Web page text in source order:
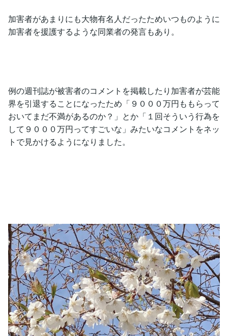
加害者があまりにも大物有名人だったためいつものように
加害者を援護するような同業者の発言もあり。
例の週刊誌が被害者のコメントを掲載したり加害者が芸能
界を引退することになったため「９０００万円ももらって
おいてまだ不満があるのか？」とか「１回そういう行為を
して９０００万円ってすごいな」みたいなコメントをネッ
トで見かけるようになりました。